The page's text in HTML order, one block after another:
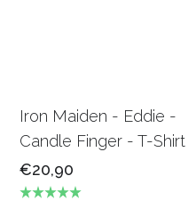
Iron Maiden - Eddie -
Candle Finger - T-Shirt
€20,90